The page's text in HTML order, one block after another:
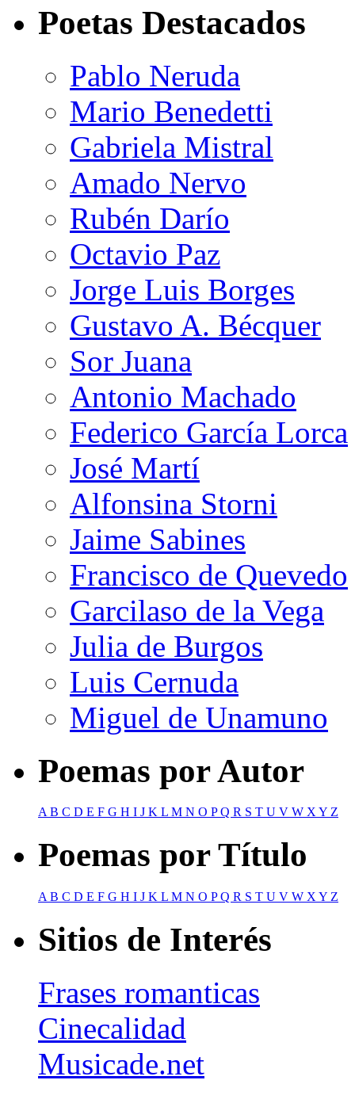
Poetas Destacados
Pablo Neruda
Mario Benedetti
Gabriela Mistral
Amado Nervo
Rubén Darío
Octavio Paz
Jorge Luis Borges
Gustavo A. Bécquer
Sor Juana
Antonio Machado
Federico García Lorca
José Martí
Alfonsina Storni
Jaime Sabines
Francisco de Quevedo
Garcilaso de la Vega
Julia de Burgos
Luis Cernuda
Miguel de Unamuno
Poemas por Autor
AB C D E F G H I J K L M N O PQ R S T U V W XY Z
Poemas por Título
A B C D E F G H I J K L M N O PQ R S T U V W X Y Z
Sitios de Interés
Frases romanticas
Cinecalidad
Musicade.net